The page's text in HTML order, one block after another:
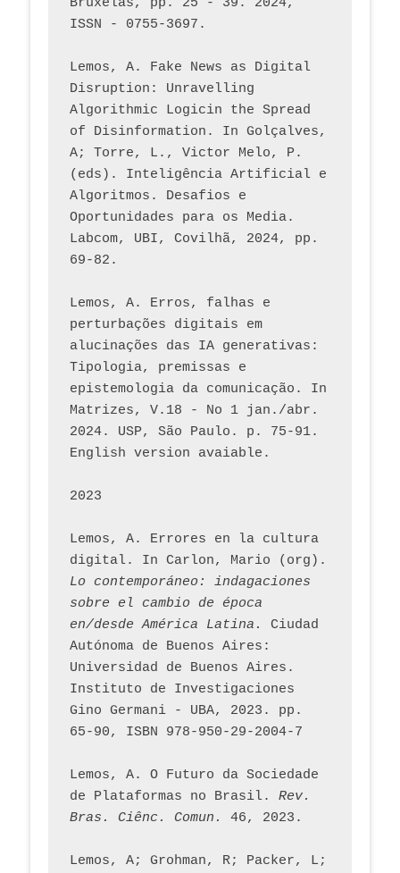
ISSN - 0755-3697.
Lemos, A. Fake News as Digital
Disruption: Unravelling
Algorithmic Logicin the Spread
of Disinformation. In Golçalves,
A; Torre, L., Victor Melo, P.
(eds). Inteligência Artificial e
Algoritmos. Desafios e
Oportunidades para os Media.
Labcom, UBI, Covilhã, 2024, pp.
69-82.
Lemos, A. Erros, falhas e
perturbações digitais em
alucinações das IA generativas:
Tipologia, premissas e
epistemologia da comunicação. In
Matrizes, V.18 - No 1 jan./abr.
2024. USP, São Paulo. p. 75-91.
English version avaiable.
2023
Lemos, A. Errores en la cultura
Lo contemporáneo: indagaciones
sobre el cambio de época
en/desde América Latina.
Ciudad
Autónoma de Buenos Aires:
Universidad de Buenos Aires.
Instituto de Investigaciones
Gino Germani - UBA, 2023. pp.
65-90, ISBN 978-950-29-2004-7
Lemos, A. O Futuro da Sociedade
de Plataformas no Brasil. Rev.
Bras. Ciênc. Comun.
Lemos, A; Grohman, R; Packer, L;